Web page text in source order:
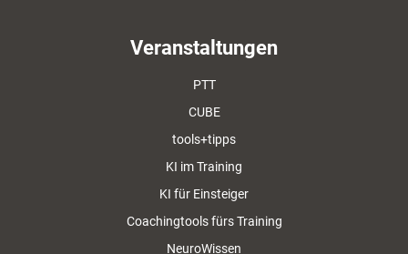
Veranstaltungen
PTT
CUBE
tools+tipps
KI im Training
KI für Einsteiger
Coachingtools fürs Training
NeuroWissen